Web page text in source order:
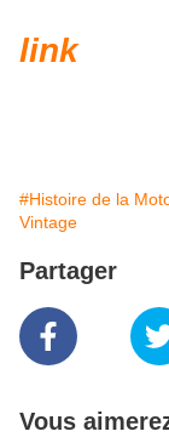
link
#Histoire de la
Vintage
Partager
Vous